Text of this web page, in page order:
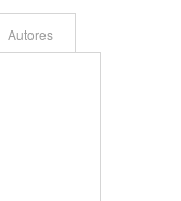
Autores